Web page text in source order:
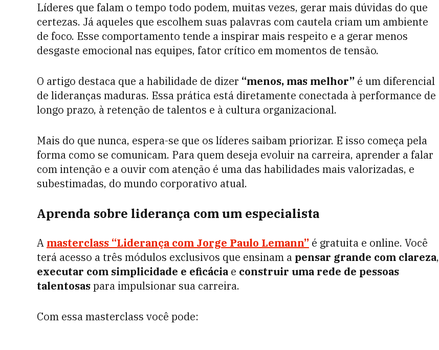
Líderes que falam o tempo todo podem, muitas vezes, gerar mais dúvidas do que
certezas. Já aqueles que escolhem suas palavras com cautela criam um ambiente
de foco. Esse comportamento tende a inspirar mais respeito e a gerar menos
desgaste emocional nas equipes, fator crítico em momentos de tensão.
O artigo destaca que a habilidade de dizer “menos, mas melhor” é um diferencial
de lideranças maduras. Essa prática está diretamente conectada à performance de
longo prazo, à retenção de talentos e à cultura organizacional.
Mais do que nunca, espera-se que os líderes saibam priorizar. E isso começa pela
forma como se comunicam. Para quem deseja evoluir na carreira, aprender a falar
com intenção e a ouvir com atenção é uma das habilidades mais valorizadas, e
subestimadas, do mundo corporativo atual.
Aprenda sobre liderança com um especialista
A masterclass “Liderança com Jorge Paulo Lemann” é gratuita e online. Você
terá acesso a três módulos exclusivos que ensinam a pensar grande com clareza,
executar com simplicidade e eficácia e construir uma rede de pessoas
talentosaspara impulsionar sua carreira.
Com essa masterclass você pode: